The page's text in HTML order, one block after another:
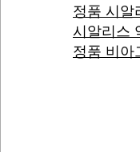
정품 시알
시알리스
정품 비아